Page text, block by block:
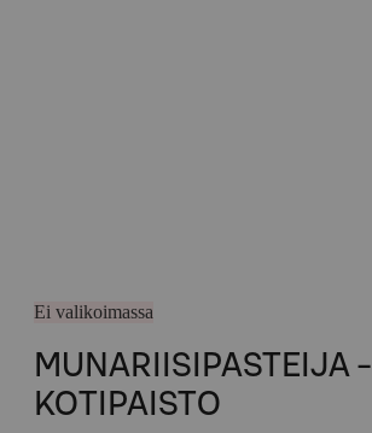
Ei valikoimassa
MUNARIISIPASTEIJA -
KOTIPAISTO